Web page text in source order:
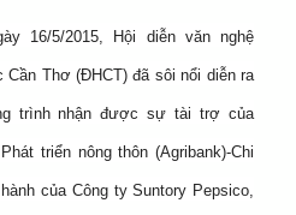
16/5/2015, Hội diễn văn nghệ
Thơ (ĐHCT) đã sôi nổi diễn ra
trình nhận được sự tài trợ của
triển nông thôn (Agribank)-Chi
của Công ty Suntory Pepsico,